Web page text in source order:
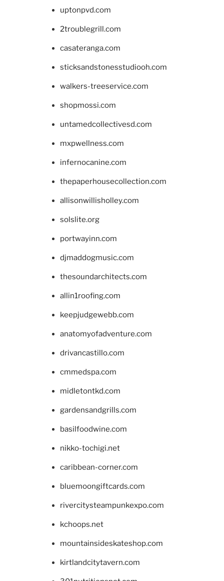
uptonpvd.com
2troublegrill.com
casateranga.com
sticksandstonesstudiooh.com
walkers-treeservice.com
shopmossi.com
untamedcollectivesd.com
mxpwellness.com
infernocanine.com
thepaperhousecollection.com
allisonwillisholley.com
solslite.org
portwayinn.com
djmaddogmusic.com
thesoundarchitects.com
allin1roofing.com
keepjudgewebb.com
anatomyofadventure.com
drivancastillo.com
cmmedspa.com
midletontkd.com
gardensandgrills.com
basilfoodwine.com
nikko-tochigi.net
caribbean-corner.com
bluemoongiftcards.com
rivercitysteampunkexpo.com
kchoops.net
mountainsideskateshop.com
kirtlandcitytavern.com